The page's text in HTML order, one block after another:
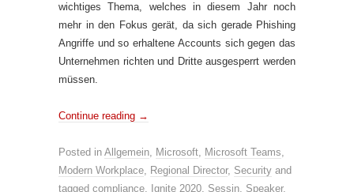
wichtiges Thema, welches in diesem Jahr noch
mehr in den Fokus gerät, da sich gerade Phishing
Angriffe und so erhaltene Accounts sich gegen das
Unternehmen richten und Dritte ausgesperrt werden
müssen.
Continue reading →
Posted in Allgemein, Microsoft, Microsoft Teams,
Modern Workplace, Regional Director, Security and
tagged compliance, Ignite 2020, Sessin, Speaker,